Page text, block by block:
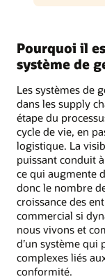
Pourquoi il
système de
Les systèmes de
dans les supply
étape du
cycle de vie, en
logistique. La
puissant conduit
ce qui augmente
donc le nombre
croissance des
commercial si
nous vivons et
d’un système qui
complexes liés
conformité.